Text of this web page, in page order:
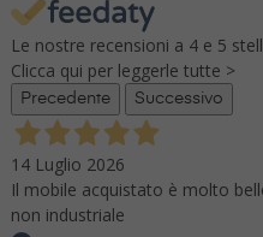
Le nostre recensioni a 4 e 5
Clicca qui per leggerle tutte >
Precedente Successivo
14 Luglio 2026
Il mobile acquistato è molto
non industriale